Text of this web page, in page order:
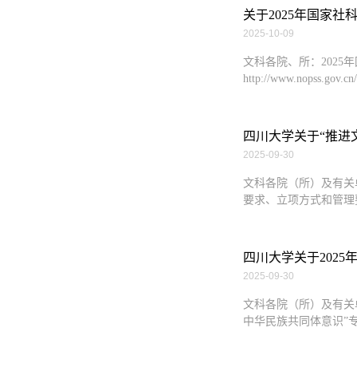
关于2025年国家社
2025-10-09
文科各院、所：2025
http://
四川大学关于“推
2025-09-30
文科各院（所）及有
要求、立项方式和管
四川大学关于2025
2025-09-30
文科各院（所）及有
中华民族共同体意识”